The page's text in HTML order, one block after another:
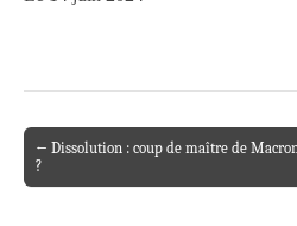
Post navigation
← Dissolution : coup de maître de
?